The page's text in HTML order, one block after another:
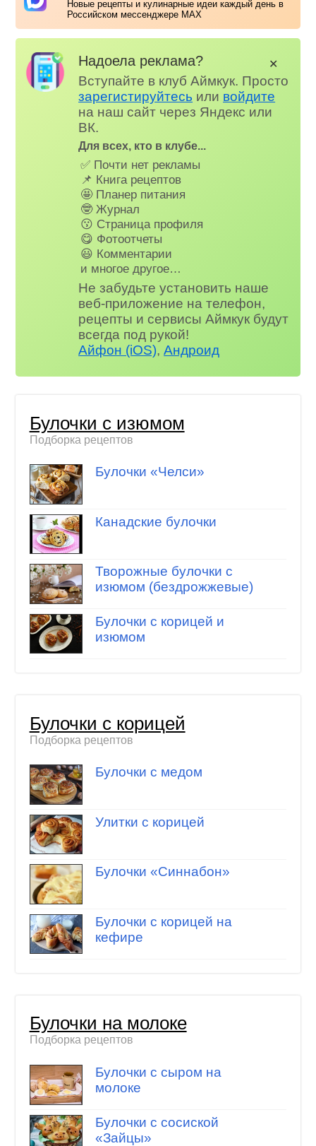
Новые рецепты и кулинарные идеи каждый день в
Российском мессенджере MAX
Надоела реклама?
Вступайте в клуб Аймкук. Просто
зарегистируйтесь или войдите
на наш сайт через Яндекс или
ВК.
Для всех, кто в клубе...
✅ Почти нет рекламы
📌 Книга рецептов
🤩 Планер питания
🤓 Журнал
😗 Страница профиля
😋 Фотоотчеты
😃 Комментарии
и многое другое…
Не забудьте установить наше
веб-приложение на телефон,
рецепты и сервисы Аймкук будут
всегда под рукой!
Айфон (iOS),Андроид
✕
Булочки с изюмом
Подборка рецептов
Булочки «Челси»
Канадские булочки
Творожные булочки с
изюмом (бездрожжевые)
Булочки с корицей и
изюмом
Булочки с корицей
Подборка рецептов
Булочки с медом
Улитки с корицей
Булочки «Синнабон»
Булочки с корицей на
кефире
Булочки на молоке
Подборка рецептов
Булочки с сыром на
молоке
Булочки с сосиской
«Зайцы»